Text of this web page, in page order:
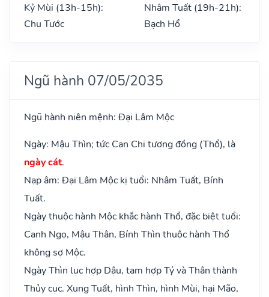
Kỷ Mùi (13h-15h):
Chu Tước
Nhâm Tuất (19h-21h):
Bạch Hổ
Ngũ hành 07/05/2035
Ngũ hành niên mệnh: Đại Lâm Mộc
Ngày: Mậu Thìn; tức Can Chi tương đồng (Thổ), là
ngày cát.
Nạp âm: Đại Lâm Mộc kị tuổi: Nhâm Tuất, Bính
Tuất.
Ngày thuộc hành Mộc khắc hành Thổ, đặc biệt tuổi:
Canh Ngọ, Mậu Thân, Bính Thìn thuộc hành Thổ
không sợ Mộc.
Ngày Thìn lục hợp Dậu, tam hợp Tý và Thân thành
Thủy cục. Xung Tuất, hình Thìn, hình Mùi, hại Mão,